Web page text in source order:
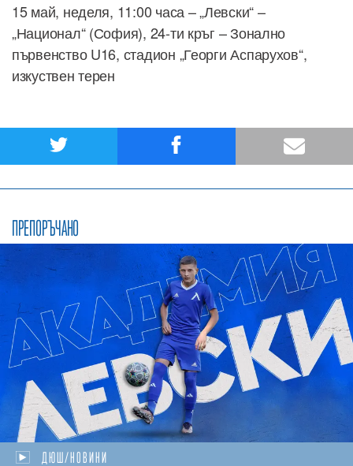
15 май, неделя, 11:00 часа – „Левски“ –
„Национал“ (София), 24-ти кръг – Зонално
първенство U16, стадион „Георги Аспарухов“,
изкуствен терен
ПРЕПОРЪЧАНО
ДЮШ/НОВИНИ